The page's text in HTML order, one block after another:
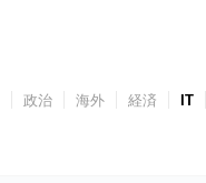
政治 海外 経済 IT